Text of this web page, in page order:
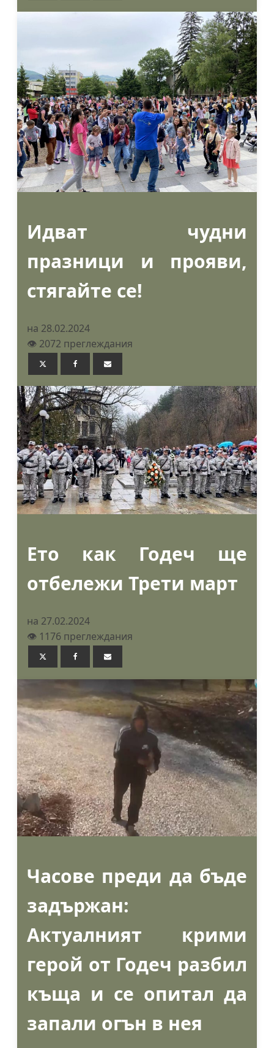
Идват чудни
празници и прояви,
стягайте се!
на 28.02.2024
👁️ 2072 преглеждания
Ето как Годеч ще
отбележи Трети март
на 27.02.2024
👁️ 1176 преглеждания
Часове преди да бъде
задържан:
Актуалният крими
герой от Годеч разбил
къща и се опитал да
запали огън в нея